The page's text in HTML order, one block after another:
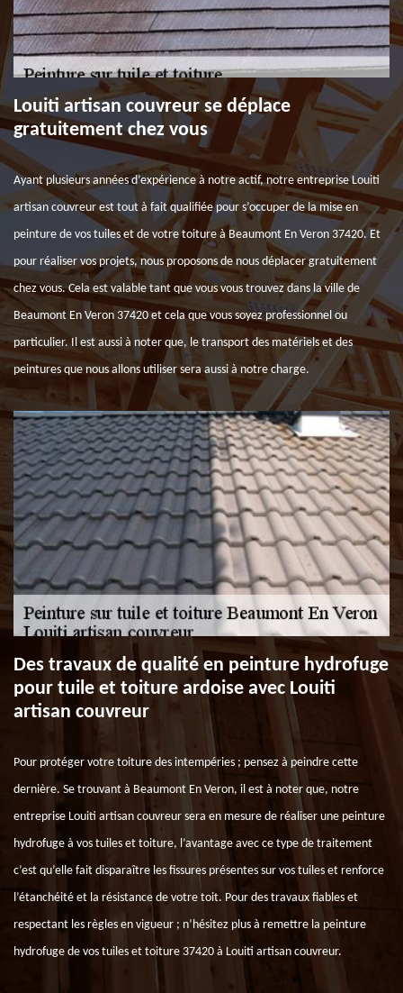
Louiti artisan couvreur se déplace
gratuitement chez vous
Ayant plusieurs années d’expérience à notre actif, notre entreprise Louiti
artisan couvreur est tout à fait qualifiée pour s’occuper de la mise en
peinture de vos tuiles et de votre toiture à Beaumont En Veron 37420. Et
pour réaliser vos projets, nous proposons de nous déplacer gratuitement
chez vous. Cela est valable tant que vous vous trouvez dans la ville de
Beaumont En Veron 37420 et cela que vous soyez professionnel ou
particulier. Il est aussi à noter que, le transport des matériels et des
peintures que nous allons utiliser sera aussi à notre charge.
Des travaux de qualité en peinture hydrofuge
pour tuile et toiture ardoise avec Louiti
artisan couvreur
Pour protéger votre toiture des intempéries ; pensez à peindre cette
dernière. Se trouvant à Beaumont En Veron, il est à noter que, notre
entreprise Louiti artisan couvreur sera en mesure de réaliser une peinture
hydrofuge à vos tuiles et toiture, l’avantage avec ce type de traitement
c’est qu’elle fait disparaître les fissures présentes sur vos tuiles et renforce
l’étanchéité et la résistance de votre toit. Pour des travaux fiables et
respectant les règles en vigueur ; n’hésitez plus à remettre la peinture
hydrofuge de vos tuiles et toiture 37420 à Louiti artisan couvreur.